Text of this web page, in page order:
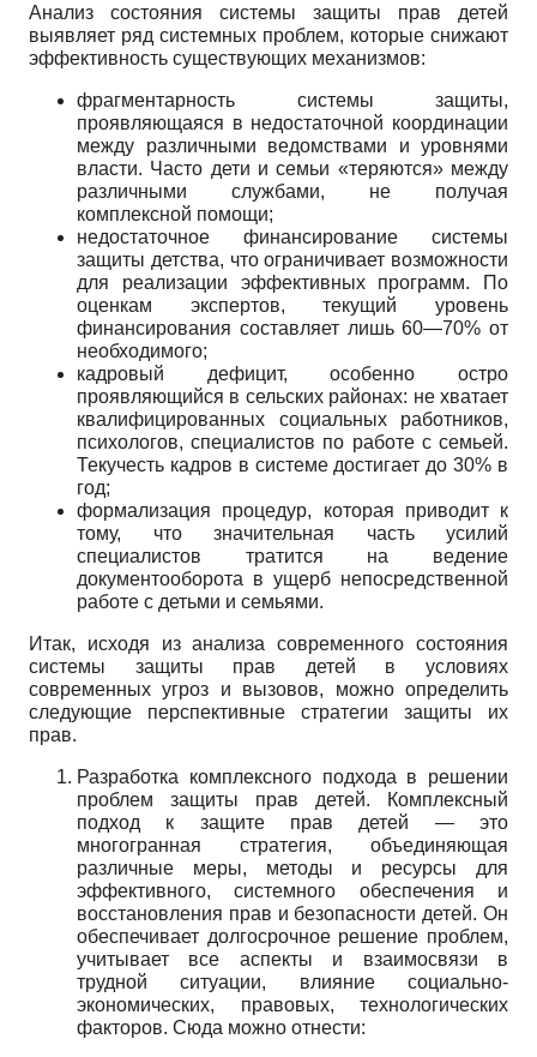
Анализ состояния системы защиты прав детей
выявляет ряд системных проблем, которые снижают
эффективность существующих механизмов:
фрагментарность системы защиты,
проявляющаяся в недостаточной координации
между различными ведомствами и уровнями
власти. Часто дети и семьи «теряются» между
различными службами, не получая
комплексной помощи;
недостаточное финансирование системы
защиты детства, что ограничивает возможности
для реализации эффективных программ. По
оценкам экспертов, текущий уровень
финансирования составляет лишь 60—70% от
необходимого;
кадровый дефицит, особенно остро
проявляющийся в сельских районах: не хватает
квалифицированных социальных работников,
психологов, специалистов по работе с семьей.
Текучесть кадров в системе достигает до 30% в
год;
формализация процедур, которая приводит к
тому, что значительная часть усилий
специалистов тратится на ведение
документооборота в ущерб непосредственной
работе с детьми и семьями.
Итак, исходя из анализа современного состояния
системы защиты прав детей в условиях
современных угроз и вызовов, можно определить
следующие перспективные стратегии защиты их
прав.
Разработка комплексного подхода в решении
проблем защиты прав детей. Комплексный
подход к защите прав детей — это
многогранная стратегия, объединяющая
различные меры, методы и ресурсы для
эффективного, системного обеспечения и
восстановления прав и безопасности детей. Он
обеспечивает долгосрочное решение проблем,
учитывает все аспекты и взаимосвязи в
трудной ситуации, влияние социально-
экономических, правовых, технологических
факторов. Сюда можно отнести: